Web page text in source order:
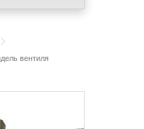
вентиля